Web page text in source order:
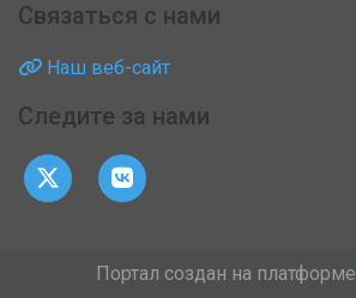
Связаться с нами
Наш веб-сайт
Следите за нами
Портал создан на платформе